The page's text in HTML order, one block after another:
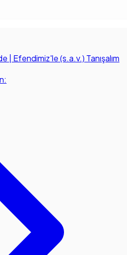
Efendimiz'le (s.a.v.) Tanışalım